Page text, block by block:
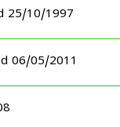
25/10/1997
06/05/2011